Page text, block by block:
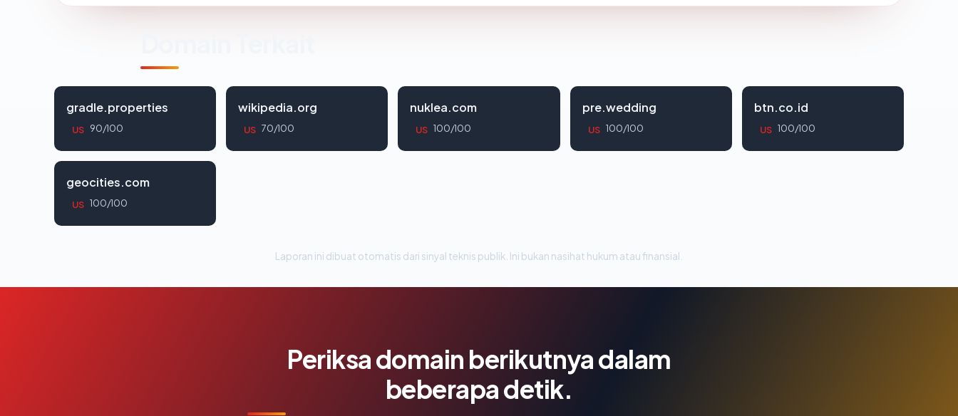
gradle.properties
US 90/100
wikipedia.org
US 70/100
nuklea.com
US 100/100
pre.wedding
US 100/100
btn.co.id
US 100/100
geocities.com
US 100/100
Laporan ini dibuat otomatis dari sinyal teknis publik. Ini bukan nasihat hukum atau finansial.
Periksa domain berikutnya dalam
beberapa detik.